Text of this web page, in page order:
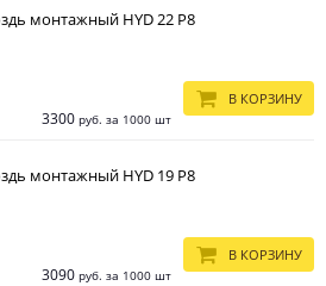
монтажный HYD 22 Р8
3300 руб. за 1000 шт
В КОРЗИНУ
монтажный HYD 19 Р8
3090 руб. за 1000 шт
В КОРЗИНУ